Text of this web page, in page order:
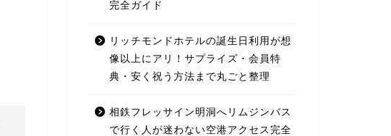
完全ガイド
リッチモンドホテルの誕生日利用が想
像以上にアリ！サプライズ・会員特
典・安く祝う方法まで丸ごと整理
相鉄フレッサイン明洞へリムジンバス
で行く人が迷わない空港アクセス完全